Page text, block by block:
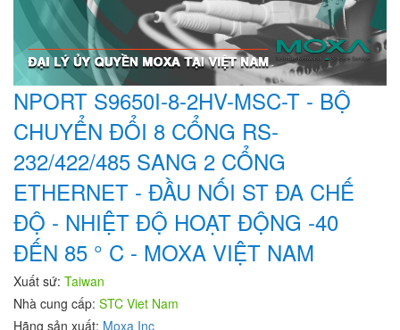
NPORT S9650I-8-2HV-MSC-T - BỘ
CHUYỂN ĐỔI 8 CỔNG RS-
232/422/485 SANG 2 CỔNG
ETHERNET - ĐẦU NỐI ST ĐA CHẾ
ĐỘ - NHIỆT ĐỘ HOẠT ĐỘNG -40
ĐẾN 85 ° C - MOXA VIỆT NAM
Xuất sứ: Taiwan
Nhà cung cấp: STC Viet Nam
Hãng sản xuất: Moxa Inc